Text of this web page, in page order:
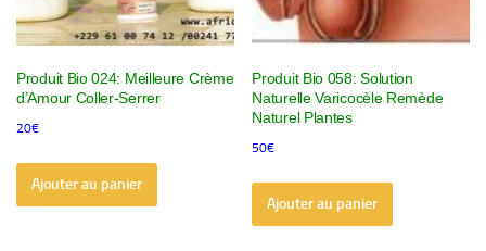
Produit Bio 024: Meilleure Crème
d’Amour Coller-Serrer
20€
Ajouter au panier
Produit Bio 058: Solution
Naturelle Varicocèle Remède
Naturel Plantes
50€
Ajouter au panier